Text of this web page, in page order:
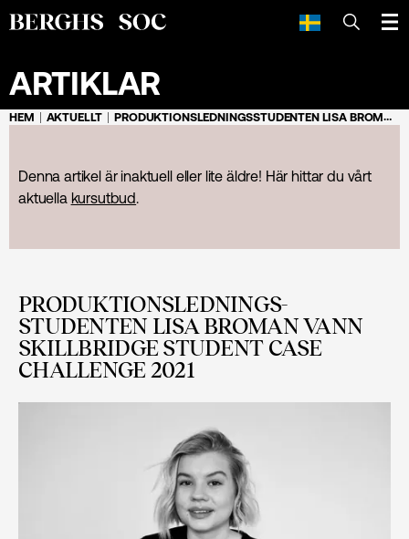
SÖK
ARTIKLAR
HEM AKTUELLT PRODUKTIONS­LEDNINGS­STUDENTEN LISA BROMAN VANN SKILLBRIDGE STUDENT CASE CHALLENGE 2021
Denna artikel är inaktuell eller lite äldre! Här hittar du vårt
aktuella kursutbud.
PRODUKTIONS­LEDNINGS­
STUDENTEN LISA BROMAN VANN
SKILLBRIDGE STUDENT CASE
CHALLENGE 2021